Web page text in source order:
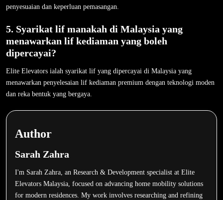
penyesuaian dan keperluan pemasangan.
5. Syarikat lif manakah di Malaysia yang
menawarkan lif kediaman yang boleh
dipercayai?
Elite Elevators ialah syarikat lif yang dipercayai di Malaysia yang
menawarkan penyelesaian lif kediaman premium dengan teknologi moden
dan reka bentuk yang bergaya.
Author
Sarah Zahra
I'm Sarah Zahra, an Research & Development specialist at Elite
Elevators Malaysia, focused on advancing home mobility solutions
for modern residences. My work involves researching and refining